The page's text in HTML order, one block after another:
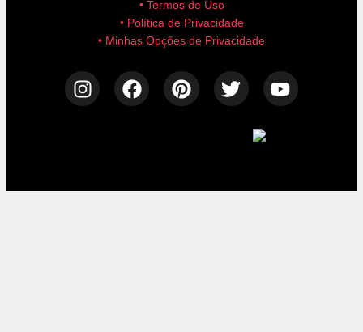
• Termos de Uso
• Política de Privacidade
• Minhas Opções de Privacidade